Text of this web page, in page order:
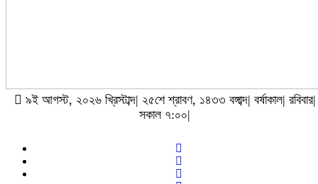
৯ই আগস্ট, ২০২৬ খ্রিস্টাব্দ| ২৫শে শ্রাবণ, ১৪৩৩ বঙ্গাব্দ| বর্ষাকাল| রবিবার|
সকাল ৭:০০|